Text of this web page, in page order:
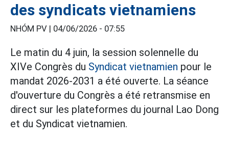
des syndicats vietnamiens
NHÓM PV | 04/06/2026 - 07:55
Le matin du 4 juin, la session solennelle du
XIVe Congrès du Syndicat vietnamien pour le
mandat 2026-2031 a été ouverte. La séance
d'ouverture du Congrès a été retransmise en
direct sur les plateformes du journal Lao Dong
et du Syndicat vietnamien.